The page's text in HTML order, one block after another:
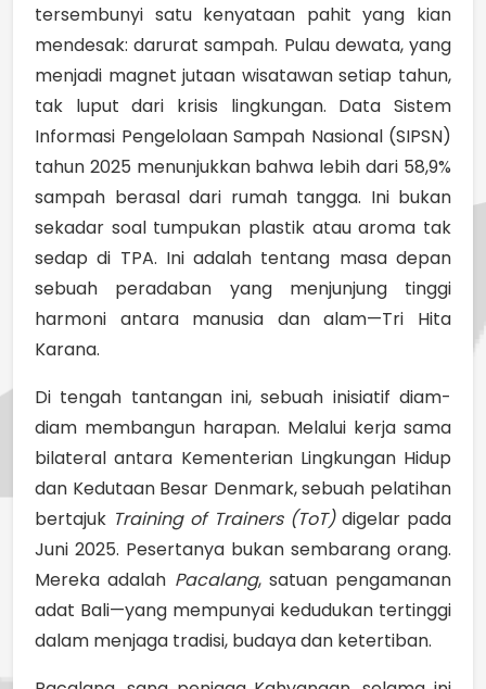
tersembunyi satu kenyataan pahit yang kian
mendesak: darurat sampah. Pulau dewata, yang
menjadi magnet jutaan wisatawan setiap tahun,
tak luput dari krisis lingkungan. Data Sistem
Informasi Pengelolaan Sampah Nasional (SIPSN)
tahun 2025 menunjukkan bahwa lebih dari 58,9%
sampah berasal dari rumah tangga. Ini bukan
sekadar soal tumpukan plastik atau aroma tak
sedap di TPA. Ini adalah tentang masa depan
sebuah peradaban yang menjunjung tinggi
harmoni antara manusia dan alam—Tri Hita
Karana.
Di tengah tantangan ini, sebuah inisiatif diam-
diam membangun harapan. Melalui kerja sama
bilateral antara Kementerian Lingkungan Hidup
dan Kedutaan Besar Denmark, sebuah pelatihan
bertajuk Training of Trainers (ToT) digelar pada
Juni 2025. Pesertanya bukan sembarang orang.
Mereka adalah Pacalang, satuan pengamanan
adat Bali—yang mempunyai kedudukan tertinggi
dalam menjaga tradisi, budaya dan ketertiban.